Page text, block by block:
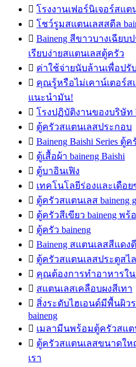
 โรงงานเฟอร์นิเจอร์สแตน
 โชว์รูมสแตนเลสสตีล
 Baineng สีขาวบางเฉีย
เรียบง่ายสแตนเลสตู้ครัว
 ค่าใช้จ่ายนับล้านเพื่อปรั
 คุณรู้หรือไม่เคาน์เตอร์ส
แนะนำมัน!
 โรงปฏิบัติงานของบริษัท
 ตู้ครัวสแตนเลสประกอบ
 Baineng Baishi Series ตู้
 ตู้เสื้อผ้า baineng Baishi
 ตู้บาอินเฟิง
 เทคโนโลยีร่องและเดือย
 ตู้ครัวสแตนเลส baineng
 ตู้ครัวสีเขียว baineng พร้
 ตู้ครัว baineng
 Baineng สแตนเลสสีแดง
 ตู้ครัวสแตนเลสประตูสไ
 คุณต้องการทำอาหารใ
 สแตนเลสเคลือบผงสีเทา
 สิ่งระดับไฮเอนด์มีพื้นผิว
baineng
 เมลามีนพร้อมตู้ครัวสแต
 ตู้ครัวสแตนเลสขนาดให
เรา